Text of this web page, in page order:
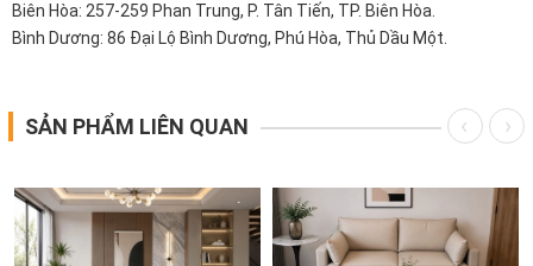
Biên Hòa: 257-259 Phan Trung, P. Tân Tiến, TP. Biên Hòa.
Bình Dương: 86 Đại Lộ Bình Dương, Phú Hòa, Thủ Dầu Một.
SẢN PHẨM LIÊN QUAN